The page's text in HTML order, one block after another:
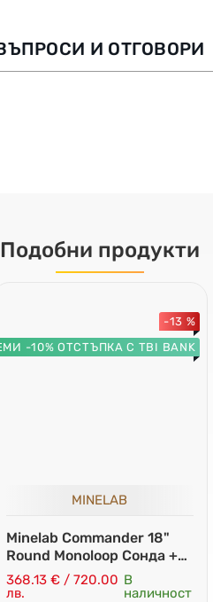
И ОТГОВОРИ
Подобни продукти
-10% ОТСТЪПКА С TBI BANK
-13 %
MINELAB
Minelab Commander 18"
Round Monoloop Сонда +
Безплатна доставка
368.13 € / 720.00
лв.
В
наличност